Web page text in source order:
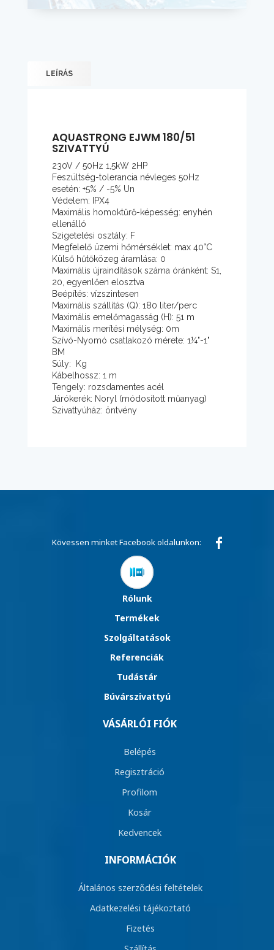
LEÍRÁS
AQUASTRONG EJWM 180/51
SZIVATTYÚ
230V / 50Hz 1,5kW 2HP
Feszültség-tolerancia névleges 50Hz
esetén: +5% / -5% Un
Védelem: IPX4
Maximális homoktűrő-képesség: enyhén
ellenálló
Szigetelési osztály: F
Megfelelő üzemi hőmérséklet: max 40°C
Külső hűtőközeg áramlása: 0
Maximális újraindítások száma óránként: S1,
20, egyenlően elosztva
Beépítés: vízszintesen
Maximális szállítás (Q): 180 liter/perc
Maximális emelőmagasság (H): 51 m
Maximális merítési mélység: 0m
Szívó-Nyomó csatlakozó mérete: 1¼"-1"
BM
Súly: Kg
Kábelhossz: 1 m
Tengely: rozsdamentes acél
Járókerék: Noryl (módosított műanyag)
Szivattyúház: öntvény
Kövessen minket Facebook oldalunkon:
Rólunk
Termékek
Szolgáltatások
Referenciák
Tudástár
Búvárszivattyú
VÁSÁRLÓI FIÓK
Belépés
Regisztráció
Profilom
Kosár
Kedvencek
INFORMÁCIÓK
Általános szerződési feltételek
Adatkezelési tájékoztató
Fizetés